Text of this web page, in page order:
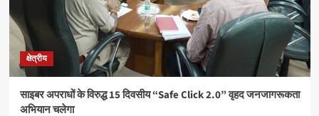
ब्रेकिंग न्यूज
बाँधवगढ़ टाइगर रिजर्व हुआ “इंडिया टुडे टूरिज्म सर्वे एंड
अवार्ड्स-2026” में प्रतिष्ठित पुरस्कार से पुरस्कृत
सिवनीः एडीएम कार्यालय का रीडर 20 हजार रुपये रिश्वत लेते रंगे
क्षेत्रीय
साइबर अपराधों के विरुद्ध 15 दिवसीय “Safe Click 2.0” वृहद जनजागरूकता
अभियान चलेगा